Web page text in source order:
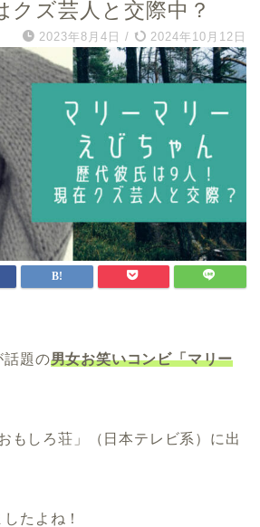
クズ芸人と交際中？
2023年8月4日 / 2024年10月12日
話題の男女お笑いコンビ「マリー
もしろ荘」（日本テレビ系）に出
たよね！